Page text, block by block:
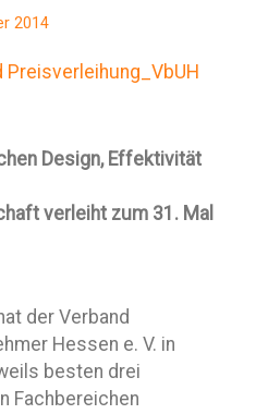
2014
Design, Effektivität
verleiht zum 31. Mal
der Verband
Hessen e. V. in
besten drei
Fachbereichen